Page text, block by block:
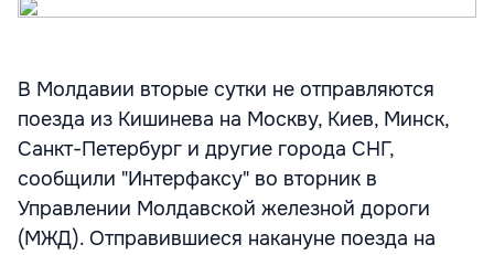
В Молдавии вторые сутки не отправляются
поезда из Кишинева на Москву, Киев, Минск,
Санкт-Петербург и другие города СНГ,
сообщили "Интерфаксу" во вторник в
Управлении Молдавской железной дороги
(МЖД). Отправившиеся накануне поезда на